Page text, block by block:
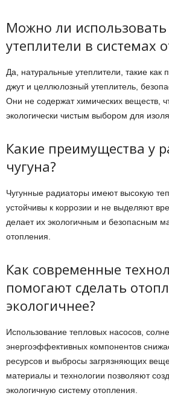
Можно ли
утеплители в системах
Да, натуральные утеплители, такие как
джут и целлюлозный утеплитель,
Они не содержат химических веществ,
экологически чистым выбором для
Какие преимущества у
чугуна?
Чугунные радиаторы имеют высокую
устойчивы к коррозии и не выделяют
делает их экологичным и безопасным
отопления.
Как современные
помогают сделать
экологичнее?
Использование тепловых насосов,
энергоэффективных компонентов
ресурсов и выбросы загрязняющих
материалы и технологии позволяют
экологичную систему отопления.